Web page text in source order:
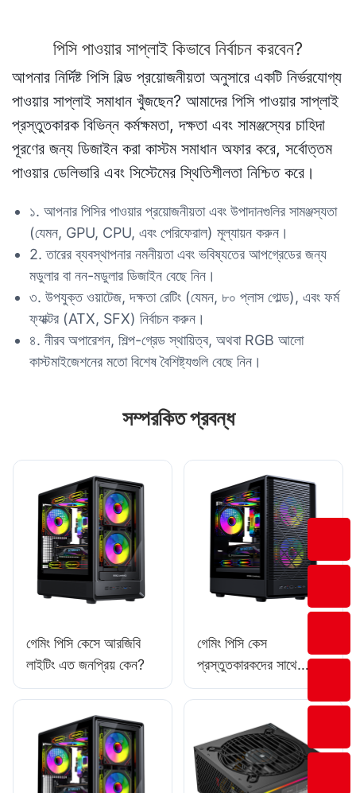
পিসি পাওয়ার সাপ্লাই কিভাবে নির্বাচন করবেন?
আপনার নির্দিষ্ট পিসি বিল্ড প্রয়োজনীয়তা অনুসারে একটি নির্ভরযোগ্য
পাওয়ার সাপ্লাই সমাধান খুঁজছেন? আমাদের পিসি পাওয়ার সাপ্লাই
প্রস্তুতকারক বিভিন্ন কর্মক্ষমতা, দক্ষতা এবং সামঞ্জস্যের চাহিদা
পূরণের জন্য ডিজাইন করা কাস্টম সমাধান অফার করে, সর্বোত্তম
পাওয়ার ডেলিভারি এবং সিস্টেমের স্থিতিশীলতা নিশ্চিত করে।
১. আপনার পিসির পাওয়ার প্রয়োজনীয়তা এবং উপাদানগুলির সামঞ্জস্যতা
(যেমন, GPU, CPU, এবং পেরিফেরাল) মূল্যায়ন করুন।
2. তারের ব্যবস্থাপনার নমনীয়তা এবং ভবিষ্যতের আপগ্রেডের জন্য
মডুলার বা নন-মডুলার ডিজাইন বেছে নিন।
৩. উপযুক্ত ওয়াটেজ, দক্ষতা রেটিং (যেমন, ৮০ প্লাস গোল্ড), এবং ফর্ম
ফ্যাক্টর (ATX, SFX) নির্বাচন করুন।
৪. নীরব অপারেশন, শিল্প-গ্রেড স্থায়িত্ব, অথবা RGB আলো
কাস্টমাইজেশনের মতো বিশেষ বৈশিষ্ট্যগুলি বেছে নিন।
সম্পরকিত প্রবন্ধ
গেমিং পিসি কেসে আরজিবি
লাইটিং এত জনপ্রিয় কেন?
গেমিং পিসি কেস
প্রস্তুতকারকদের সাথে
কীভাবে একটি শক্তিশালী